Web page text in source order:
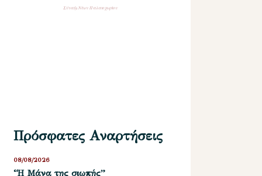
Σύναξη Νέων Παλαιοχωρίου
Πρόσφατες Αναρτήσεις
“Η Μάνα της σιωπής”
08/08/2026